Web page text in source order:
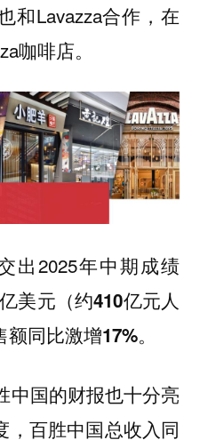
和Lavazza合作，在
咖啡店。
出2025年中期成绩
美元（约410亿元人
同比激增17%。
中国的财报也十分亮
，百胜中国总收入同